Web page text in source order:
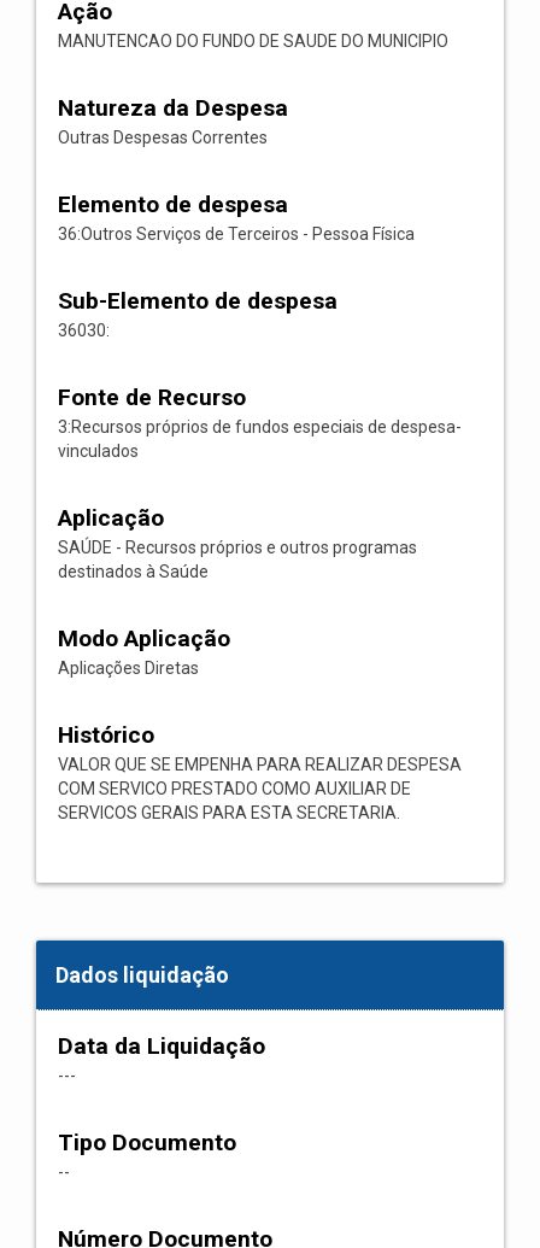
Ação
MANUTENCAO DO FUNDO DE SAUDE DO MUNICIPIO
Natureza da Despesa
Outras Despesas Correntes
Elemento de despesa
36:Outros Serviços de Terceiros - Pessoa Física
Sub-Elemento de despesa
36030:
Fonte de Recurso
3:Recursos próprios de fundos especiais de despesa-
vinculados
Aplicação
SAÚDE - Recursos próprios e outros programas
destinados à Saúde
Modo Aplicação
Aplicações Diretas
Histórico
VALOR QUE SE EMPENHA PARA REALIZAR DESPESA
COM SERVICO PRESTADO COMO AUXILIAR DE
SERVICOS GERAIS PARA ESTA SECRETARIA.
Dados liquidação
Data da Liquidação
---
Tipo Documento
--
Número Documento